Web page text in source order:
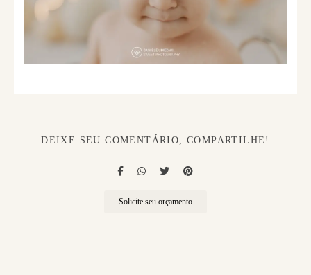
DEIXE SEU COMENTÁRIO, COMPARTILHE!
Solicite seu orçamento